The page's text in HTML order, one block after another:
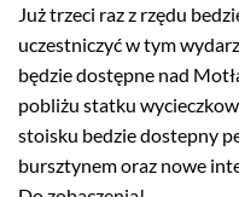
Już trzeci raz z rzędu
uczestniczyć w tym
będzie dostępne nad
pobliżu statku
stoisku bedzie dostepny
bursztynem oraz nowe